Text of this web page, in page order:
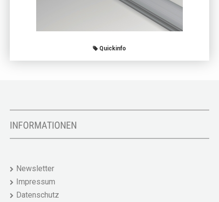
Quickinfo
INFORMATIONEN
Newsletter
Impressum
Datenschutz